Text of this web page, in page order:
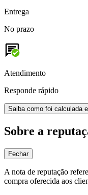
Entrega
No prazo
Atendimento
Responde rápido
Saiba como foi calculada
Sobre a
Fechar
A nota de reputação
compra oferecida aos